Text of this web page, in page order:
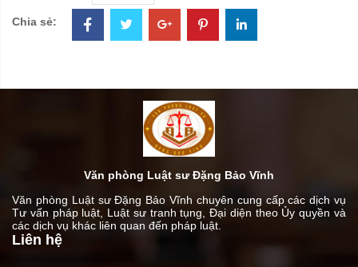
Chia sẻ:
Văn phòng Luật sư Đặng Bảo Vĩnh
Văn phòng Luật sư Đặng Bảo Vĩnh chuyên cung cấp các dịch vụ
Tư vấn pháp luật, Luật sư tranh tụng, Đại diện theo Ủy quyền và
các dịch vụ khác liên quan đến pháp luật.
Liên hệ